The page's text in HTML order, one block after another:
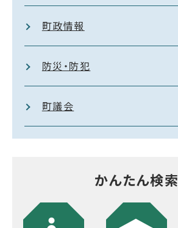
町政情報
防災・防犯
町議会
かんたん検索